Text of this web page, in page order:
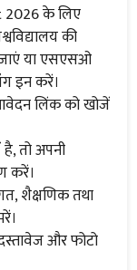
2026 के लिए
की
या एसएसओ
इन करें।
लिंक को खोजें
तो अपनी
करें।
शैक्षणिक तथा
और फोटो